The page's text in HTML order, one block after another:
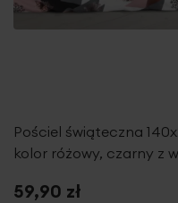
Pościel świąteczna
kolor różowy, czarny z
59,90 zł